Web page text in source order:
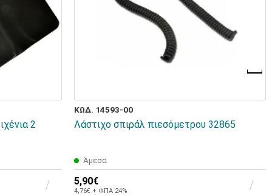
2
ΚΩΔ. 14593-00
Λάστιχο σπιράλ πιεσόμετρου 32865
Άμεσα
5,90€
4,76€ + ΦΠΑ 24%